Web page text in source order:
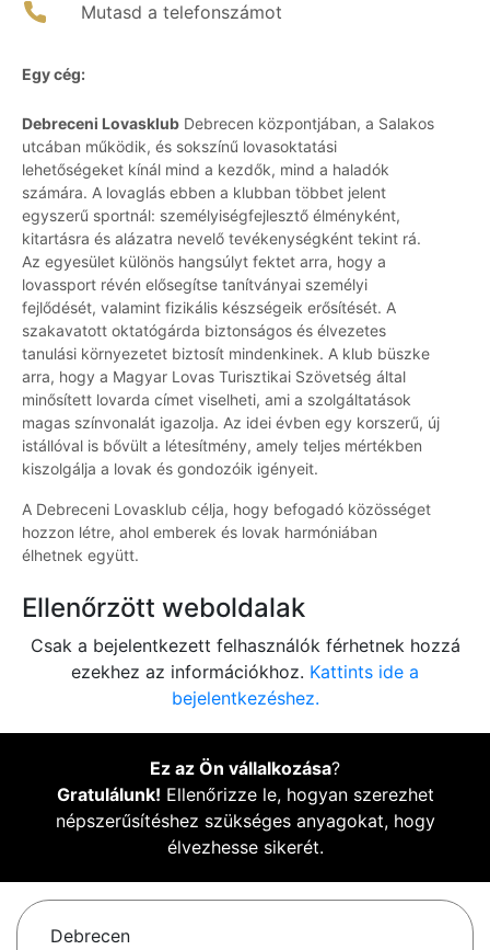
Mutasd a telefonszámot
Egy cég:
Debreceni Lovasklub Debrecen központjában, a Salakos
utcában működik, és sokszínű lovasoktatási
lehetőségeket kínál mind a kezdők, mind a haladók
számára. A lovaglás ebben a klubban többet jelent
egyszerű sportnál: személyiségfejlesztő élményként,
kitartásra és alázatra nevelő tevékenységként tekint rá.
Az egyesület különös hangsúlyt fektet arra, hogy a
lovassport révén elősegítse tanítványai személyi
fejlődését, valamint fizikális készségeik erősítését. A
szakavatott oktatógárda biztonságos és élvezetes
tanulási környezetet biztosít mindenkinek. A klub büszke
arra, hogy a Magyar Lovas Turisztikai Szövetség által
minősített lovarda címet viselheti, ami a szolgáltatások
magas színvonalát igazolja. Az idei évben egy korszerű, új
istállóval is bővült a létesítmény, amely teljes mértékben
kiszolgálja a lovak és gondozóik igényeit.
A Debreceni Lovasklub célja, hogy befogadó közösséget
hozzon létre, ahol emberek és lovak harmóniában
élhetnek együtt.
Ellenőrzött weboldalak
Csak a bejelentkezett felhasználók férhetnek hozzá
ezekhez az információkhoz. Kattints ide a
bejelentkezéshez.
Ez az Ön vállalkozása?
Gratulálunk! Ellenőrizze le, hogyan szerezhet
népszerűsítéshez szükséges anyagokat, hogy
élvezhesse sikerét.
Debrecen